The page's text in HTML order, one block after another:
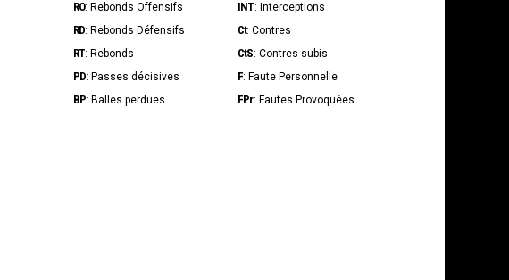
RO: Rebonds Offensifs INT: Interceptions
RD: Rebonds Défensifs Ct: Contres
RT: Rebonds CtS: Contres subis
PD: Passes décisives F: Faute Personnelle
BP: Balles perdues FPr: Fautes Provoquées